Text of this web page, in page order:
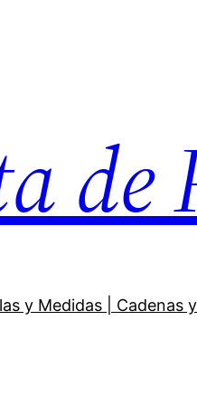
de
y Medidas | Cadenas